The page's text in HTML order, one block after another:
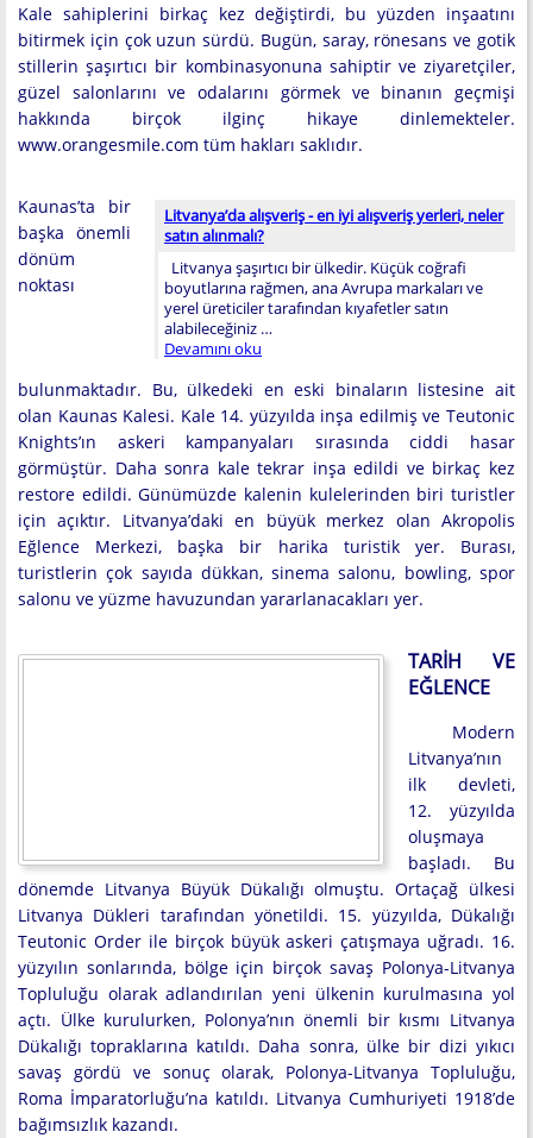
Kale sahiplerini birkaç kez değiştirdi, bu yüzden inşaatını
bitirmek için çok uzun sürdü. Bugün, saray, rönesans ve gotik
stillerin şaşırtıcı bir kombinasyonuna sahiptir ve ziyaretçiler,
güzel salonlarını ve odalarını görmek ve binanın geçmişi
hakkında birçok ilginç hikaye dinlemekteler.
www.orangesmile.com tüm hakları saklıdır.
Litvanya’da alışveriş - en iyi alışveriş yerleri, neler
satın alınmalı?
Litvanya şaşırtıcı bir ülkedir. Küçük coğrafi
boyutlarına rağmen, ana Avrupa markaları ve
yerel üreticiler tarafından kıyafetler satın
alabileceğiniz …
Devamını oku
Kaunas’ta bir
başka önemli
dönüm
noktası
bulunmaktadır. Bu, ülkedeki en eski binaların listesine ait
olan Kaunas Kalesi. Kale 14. yüzyılda inşa edilmiş ve Teutonic
Knights’ın askeri kampanyaları sırasında ciddi hasar
görmüştür. Daha sonra kale tekrar inşa edildi ve birkaç kez
restore edildi. Günümüzde kalenin kulelerinden biri turistler
için açıktır. Litvanya’daki en büyük merkez olan Akropolis
Eğlence Merkezi, başka bir harika turistik yer. Burası,
turistlerin çok sayıda dükkan, sinema salonu, bowling, spor
salonu ve yüzme havuzundan yararlanacakları yer.
TARIH VE
EĞLENCE
Modern
Litvanya’nın
ilk devleti,
12. yüzyılda
oluşmaya
başladı. Bu
dönemde Litvanya Büyük Dükalığı olmuştu. Ortaçağ ülkesi
Litvanya Dükleri tarafından yönetildi. 15. yüzyılda, Dükalığı
Teutonic Order ile birçok büyük askeri çatışmaya uğradı. 16.
yüzyılın sonlarında, bölge için birçok savaş Polonya-Litvanya
Topluluğu olarak adlandırılan yeni ülkenin kurulmasına yol
açtı. Ülke kurulurken, Polonya’nın önemli bir kısmı Litvanya
Dükalığı topraklarına katıldı. Daha sonra, ülke bir dizi yıkıcı
savaş gördü ve sonuç olarak, Polonya-Litvanya Topluluğu,
Roma İmparatorluğu’na katıldı. Litvanya Cumhuriyeti 1918’de
bağımsızlık kazandı.